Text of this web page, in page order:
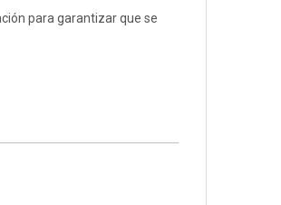
para garantizar que se